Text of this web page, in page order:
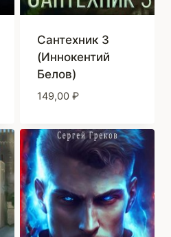
Сантехник 3
(Иннокентий
Белов)
149,00 ₽